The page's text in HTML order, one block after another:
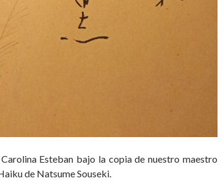
Esteban bajo la copia de nuestro maestro
de Natsume Souseki.